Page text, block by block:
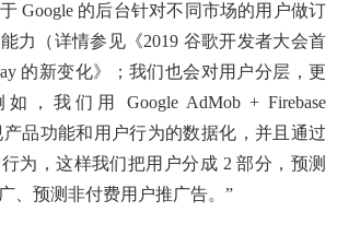
Google 的后台针对不同市场的用户做订
力（详情参见 《2019 谷歌开发者大会首
的新变化》
；我们也会对用户分层，更
，我们用 Google AdMob + Firebase
产品功能和用户行为的数据化，并且通过
为，这样我们把用户分成 2 部分，预测
、预测非付费用户推广告。”